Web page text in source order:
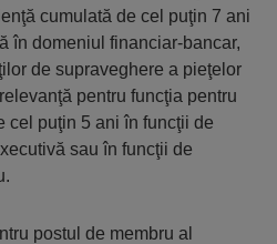
cumulată de cel puţin 7 ani
în domeniul financiar-bancar,
de supraveghere a pieţelor
pentru funcţia pentru
cel puţin 5 ani în funcţii de
sau în funcţii de
postul de membru al